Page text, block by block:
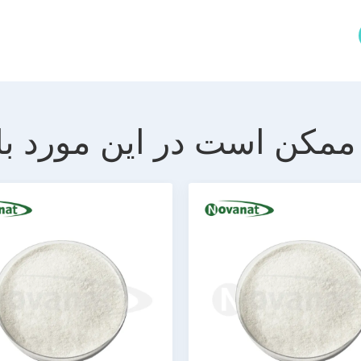
است در این مورد